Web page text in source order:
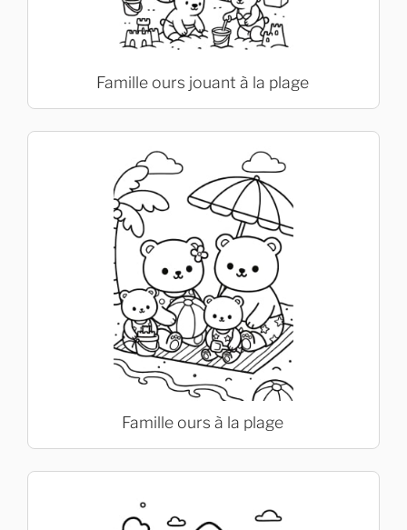
Famille ours jouant à la plage
Famille ours à la plage